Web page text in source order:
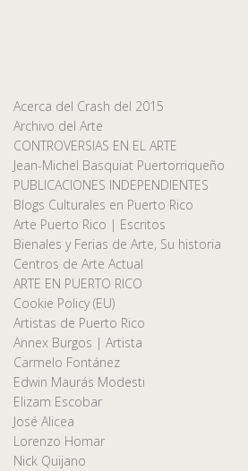
Acerca del Crash del 2015
Archivo del Arte
CONTROVERSIAS EN EL ARTE
Jean-Michel Basquiat Puertorriqueño
PUBLICACIONES INDEPENDIENTES
Blogs Culturales en Puerto Rico
Arte Puerto Rico | Escritos
Bienales y Ferias de Arte, Su historia
Centros de Arte Actual
ARTE EN PUERTO RICO
Cookie Policy (EU)
Artistas de Puerto Rico
Annex Burgos | Artista
Carmelo Fontánez
Edwin Maurás Modesti
Elizam Escobar
José Alicea
Lorenzo Homar
Nick Quijano